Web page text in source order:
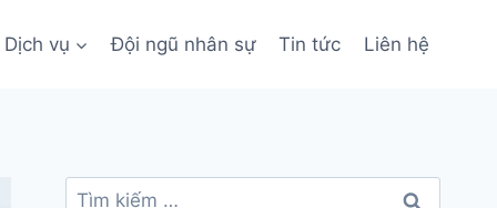
Dịch vụ Đội ngũ nhân sự Tin tức Liên hệ
Tìm